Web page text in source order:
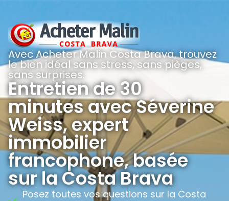
Avec Acheter Malin Costa Brava, trouvez
le bien idéal sans stress, sans pièges,
sans surprises.
Entretien de 30
minutes avec Séverine
Weiss, expert
immobilier
francophone, basée
sur la Costa Brava
Posez toutes vos questions sur la Costa